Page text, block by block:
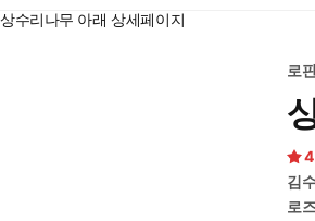
동
상수리나무 아래 상세페이지
로
김
로